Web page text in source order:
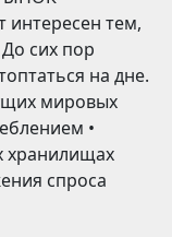
интересен тем,
сих пор
на дне.
мировых
•
хранилищах
спроса